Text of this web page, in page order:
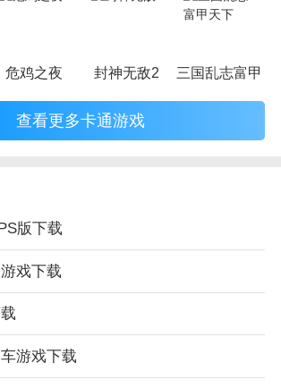
危鸡之夜 封神无敌2 三国乱志富甲天
查看更多卡通游戏
版下载
戏下载
游戏下载